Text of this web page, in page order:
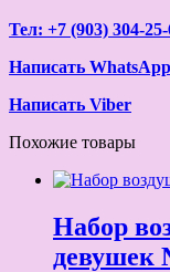
Тел: +7 (903) 304-
Написать WhatsApp
Написать Viber
Похожие товары
Набор
девушек